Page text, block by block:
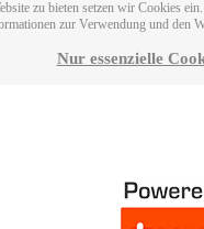
zu bieten setzen wir Cookies
zur Verwendung und den
Nur essenzielle